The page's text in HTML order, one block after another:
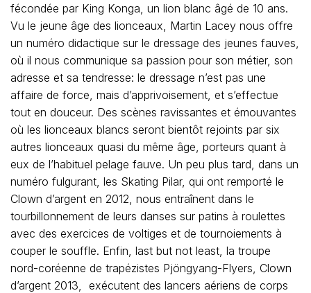
fécondée par King Konga, un lion blanc âgé de 10 ans.
Vu le jeune âge des lionceaux, Martin Lacey nous offre
un numéro didactique sur le dressage des jeunes fauves,
où il nous communique sa passion pour son métier, son
adresse et sa tendresse: le dressage n’est pas une
affaire de force, mais d’apprivoisement, et s’effectue
tout en douceur. Des scènes ravissantes et émouvantes
où les lionceaux blancs seront bientôt rejoints par six
autres lionceaux quasi du même âge, porteurs quant à
eux de l’habituel pelage fauve. Un peu plus tard, dans un
numéro fulgurant, les Skating Pilar, qui ont remporté le
Clown d’argent en 2012, nous entraînent dans le
tourbillonnement de leurs danses sur patins à roulettes
avec des exercices de voltiges et de tournoiements à
couper le souffle. Enfin, last but not least, la troupe
nord-coréenne de trapézistes Pjöngyang-Flyers, Clown
d’argent 2013, exécutent des lancers aériens de corps